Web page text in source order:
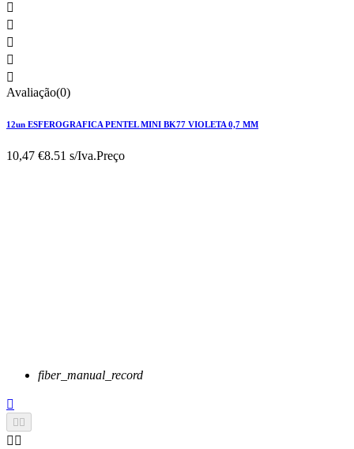





Avaliação(0)
12un ESFEROGRAFICA PENTEL MINI BK77 VIOLETA 0,7 MM
10,47 €8.51 s/Iva.Preço
fiber_manual_record

 
 